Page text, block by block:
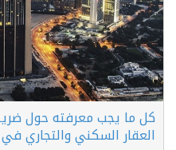
كل ما يجب معرفته حول
العقار السكني والتجاري في